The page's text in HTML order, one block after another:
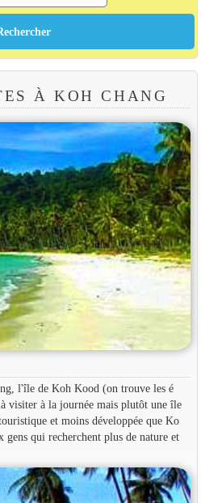
À KOH CHANG
l'île de Koh Kood (on trouve les é
visiter à la journée mais plutôt une île
et moins développée que Ko
qui recherchent plus de nature et